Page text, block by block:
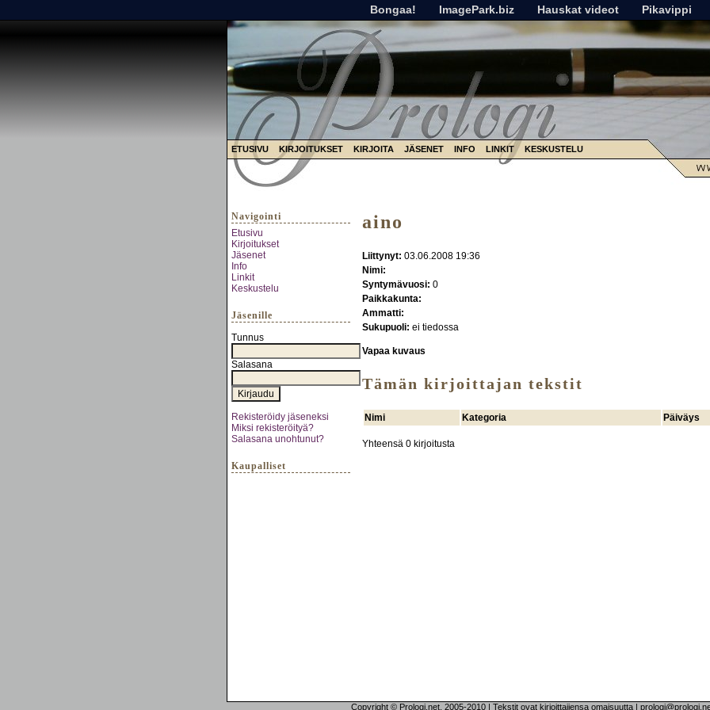
Bongaa! ImagePark.biz Hauskat videot Pikavippi
ETUSIVU KIRJOITUKSET KIRJOITA JÄSENET INFO LINKIT KESKUSTELU
Navigointi
Etusivu
Kirjoitukset
Jäsenet
Info
Linkit
Keskustelu
Jäsenille
Tunnus
Salasana
Rekisteröidy jäseneksi
Miksi rekisteröityä?
Salasana unohtunut?
Kaupalliset
aino
Liittynyt: 03.06.2008 19:36
Nimi:
Syntymävuosi: 0
Paikkakunta:
Ammatti:
Sukupuoli: ei tiedossa
Vapaa kuvaus
Tämän kirjoittajan tekstit
Nimi Kategoria Päiväys
Yhteensä 0 kirjoitusta
Copyright © Prologi.net, 2005-2010 | Tekstit ovat kirjoittajiensa omaisuutta |